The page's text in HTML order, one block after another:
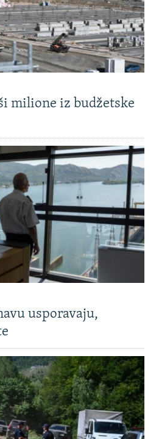
milione iz budžetske
usporavaju,